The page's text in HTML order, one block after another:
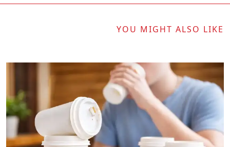
YOU MIGHT ALSO LIKE